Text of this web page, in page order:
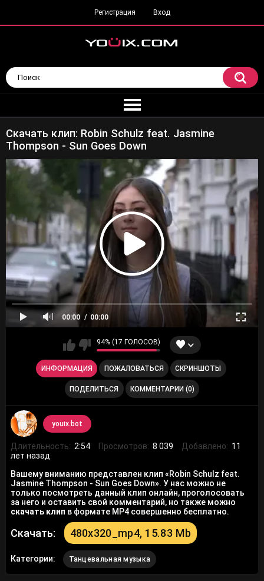
Регистрация Вход
Скачать клип: Robin Schulz feat. Jasmine
Thompson - Sun Goes Down
00:00 00:00
94% (17 ГОЛОСОВ)
ИНФОРМАЦИЯ ПОЖАЛОВАТЬСЯ СКРИНШОТЫ
ПОДЕЛИТЬСЯ КОММЕНТАРИИ (0)
youix.bot
Длительность: 2:54 Просмотров: 8 039 Добавлено: 11
лет назад
Вашему вниманию представлен клип «Robin Schulz feat.
Jasmine Thompson - Sun Goes Down». У нас можно не
только посмотреть данный клип онлайн, проголосовать
за него и оставить свой комментарий, но также можно
скачать клип в формате MP4 совершенно бесплатно.
Скачать: 480x320_mp4, 15.83 Mb
Категории: Танцевальная музыка